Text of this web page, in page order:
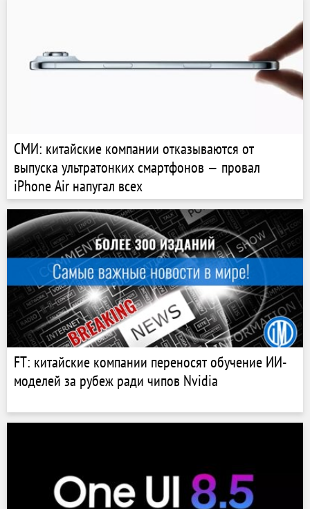
СМИ: китайские компании отказываются от
выпуска ультратонких смартфонов — провал
iPhone Air напугал всех
FT: китайские компании переносят обучение ИИ-
моделей за рубеж ради чипов Nvidia